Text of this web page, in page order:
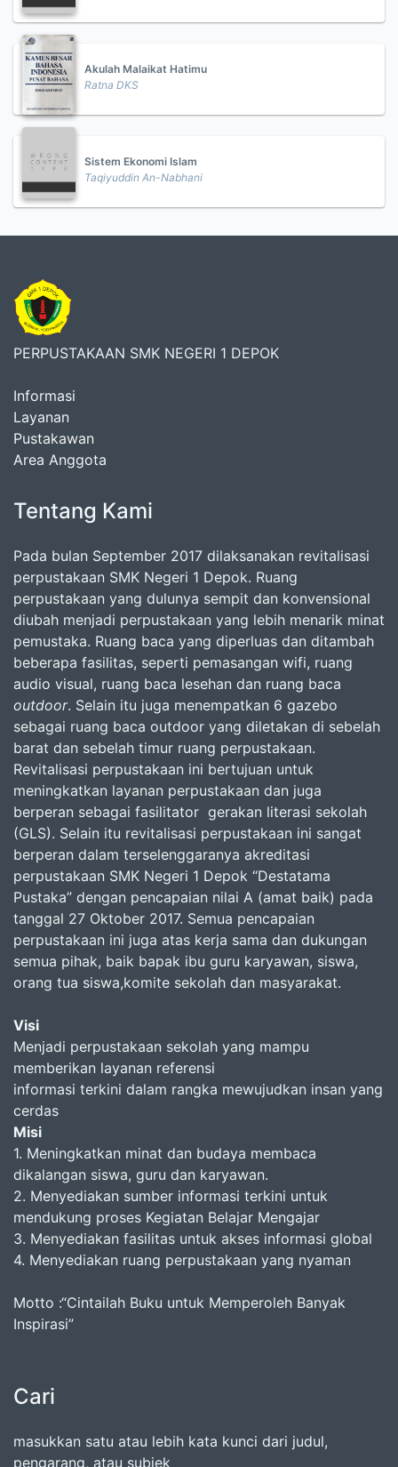
Akulah Malaikat Hatimu
Ratna DKS
Sistem Ekonomi Islam
Taqiyuddin An-Nabhani
PERPUSTAKAAN SMK NEGERI 1 DEPOK
Informasi
Layanan
Pustakawan
Area Anggota
Tentang Kami
Pada bulan September 2017 dilaksanakan revitalisasi
perpustakaan SMK Negeri 1 Depok. Ruang
perpustakaan yang dulunya sempit dan konvensional
diubah menjadi perpustakaan yang lebih menarik minat
pemustaka. Ruang baca yang diperluas dan ditambah
beberapa fasilitas, seperti pemasangan wifi, ruang
audio visual, ruang baca lesehan dan ruang baca
outdoor. Selain itu juga menempatkan 6 gazebo
sebagai ruang baca outdoor yang diletakan di sebelah
barat dan sebelah timur ruang perpustakaan.
Revitalisasi perpustakaan ini bertujuan untuk
meningkatkan layanan perpustakaan dan juga
berperan sebagai fasilitator gerakan literasi sekolah
(GLS). Selain itu revitalisasi perpustakaan ini sangat
berperan dalam terselenggaranya akreditasi
perpustakaan SMK Negeri 1 Depok “Destatama
Pustaka” dengan pencapaian nilai A (amat baik) pada
tanggal 27 Oktober 2017. Semua pencapaian
perpustakaan ini juga atas kerja sama dan dukungan
semua pihak, baik bapak ibu guru karyawan, siswa,
orang tua siswa,komite sekolah dan masyarakat.
Visi
Menjadi perpustakaan sekolah yang mampu
memberikan layanan referensi
informasi terkini dalam rangka mewujudkan insan yang
cerdas
Misi
1. Meningkatkan minat dan budaya membaca
dikalangan siswa, guru dan karyawan.
2. Menyediakan sumber informasi terkini untuk
mendukung proses Kegiatan Belajar Mengajar
3. Menyediakan fasilitas untuk akses informasi global
4. Menyediakan ruang perpustakaan yang nyaman
Motto :“Cintailah Buku untuk Memperoleh Banyak
Inspirasi”
Cari
masukkan satu atau lebih kata kunci dari judul,
pengarang, atau subjek